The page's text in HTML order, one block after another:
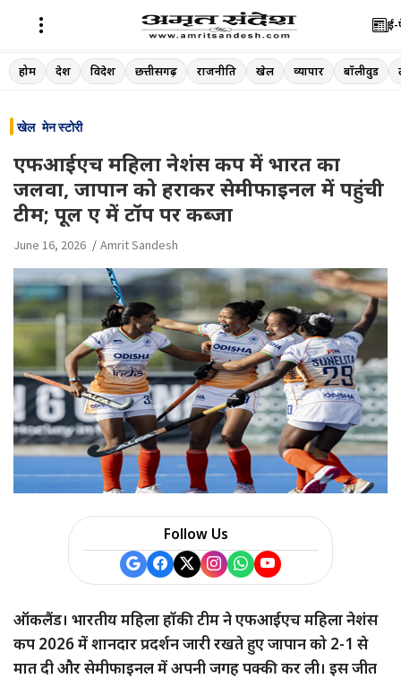
Skip
to
ई-
होम देश विदेश छत्तीसगढ़ राजनीति खेल व्यापार बॉलीवुड
खेल मेन स्टोरी
एफआईएच महिला नेशंस कप में भारत का
जलवा, जापान को हराकर सेमीफाइनल में पहुंची
टीम; पूल ए में टॉप पर कब्जा
June 16, 2026 Amrit Sandesh
Follow Us
ऑकलैंड। भारतीय महिला हॉकी टीम ने एफआईएच महिला नेशंस
कप 2026 में शानदार प्रदर्शन जारी रखते हुए जापान को 2-1 से
मात दी और सेमीफाइनल में अपनी जगह पक्की कर ली। इस जीत